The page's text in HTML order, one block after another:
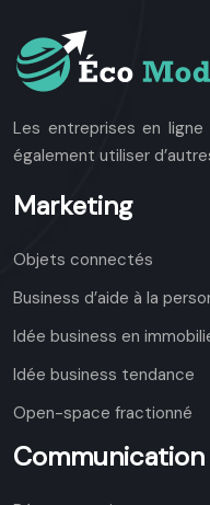
Les entreprises en
également utiliser
Marketing
Objets connectés
Business d’aide à la
Idée business en
Idée business tendance
Open-space fractionné
Communication